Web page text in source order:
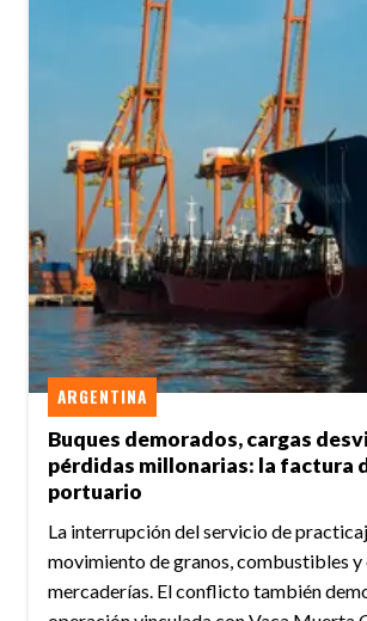
Buques demorados, cargas
pérdidas millonarias: la factura
portuario
ARGENTINA
La interrupción del servicio de
movimiento de granos, combustibles y
mercaderías. El conflicto también